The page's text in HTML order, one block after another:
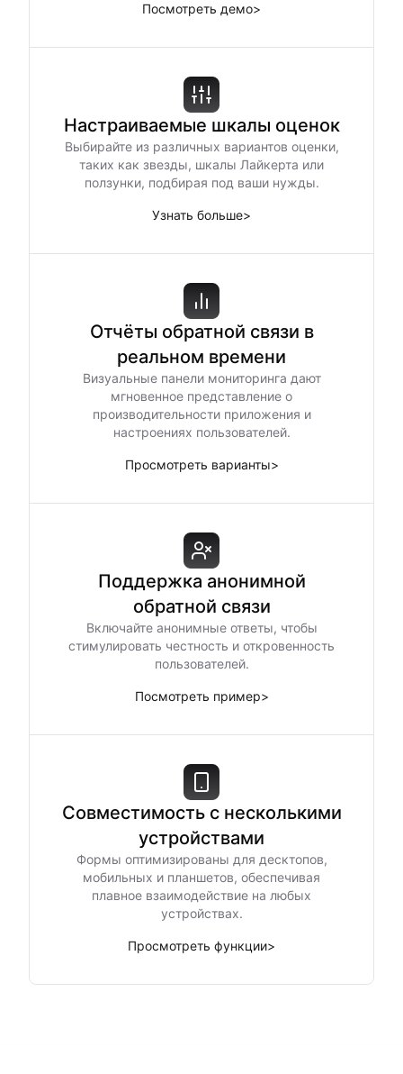
Посмотреть демо>
Настраиваемые шкалы оценок
Выбирайте из различных вариантов оценки,
таких как звезды, шкалы Лайкерта или
ползунки, подбирая под ваши нужды.
Узнать больше>
Отчёты обратной связи в
реальном времени
Визуальные панели мониторинга дают
мгновенное представление о
производительности приложения и
настроениях пользователей.
Просмотреть варианты>
Поддержка анонимной
обратной связи
Включайте анонимные ответы, чтобы
стимулировать честность и откровенность
пользователей.
Посмотреть пример>
Совместимость с несколькими
устройствами
Формы оптимизированы для десктопов,
мобильных и планшетов, обеспечивая
плавное взаимодействие на любых
устройствах.
Просмотреть функции>